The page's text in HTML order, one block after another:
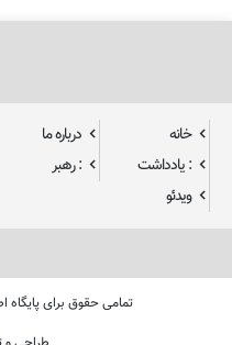
خانه درباره ما
: یادداشت
: رهبر
ویدئو
تمامی حقوق برای